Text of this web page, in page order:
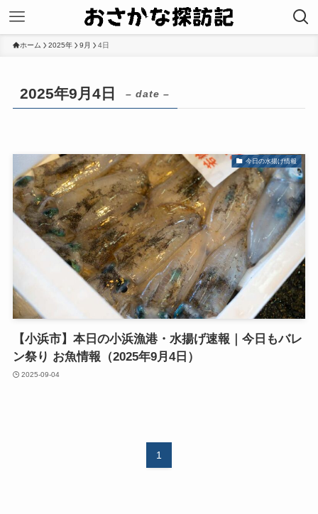
ホーム 2025年 9月 4日
2025年9月4日 – date –
今日の水揚げ情報
【小浜市】本日の小浜漁港・水揚げ速報｜今日もバレ
ン祭り お魚情報（2025年9月4日）
2025-09-04
1